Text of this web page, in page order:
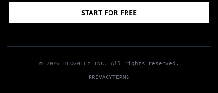
START FOR FREE
© 2026 BLOGMEFY INC. All rights reserved.
PRIVACYTERMS